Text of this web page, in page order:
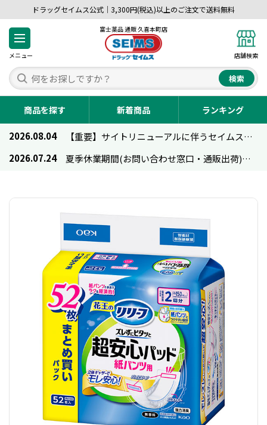
ドラッグセイムス公式｜3,300円(税込)以上のご注文で送料無料
メニュー
富士薬品 通販 久喜本町店
店舗検索
検索
商品を探す 新着商品 ランキング
2026.08.04
【重要】サイトリニューアルに伴うセイムス通販のご利用について
2026.07.24
夏季休業期間(お問い合わせ窓口・通販出荷)のお知らせ